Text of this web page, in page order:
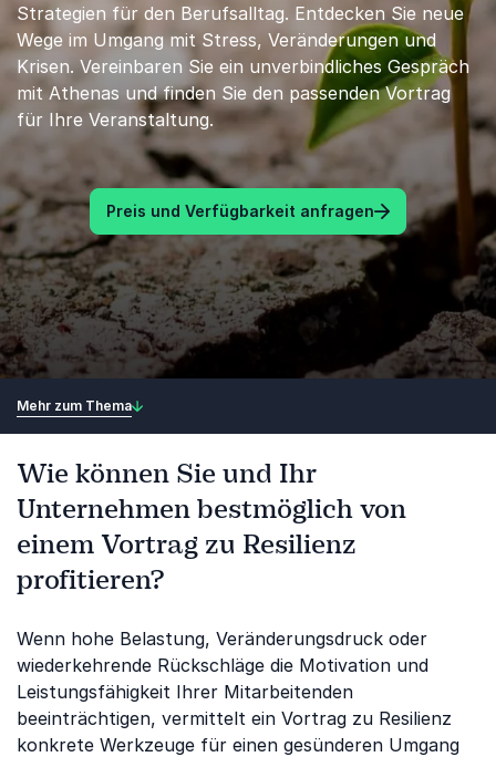
Strategien für den Berufsalltag. Entdecken Sie neue
Wege im Umgang mit Stress, Veränderungen und
Krisen. Vereinbaren Sie ein unverbindliches Gespräch
mit Athenas und finden Sie den passenden Vortrag
für Ihre Veranstaltung.
Preis und Verfügbarkeit anfragen
Mehr zum Thema
Wie können Sie und Ihr
Unternehmen bestmöglich von
einem Vortrag zu Resilienz
profitieren?
Wenn hohe Belastung, Veränderungsdruck oder
wiederkehrende Rückschläge die Motivation und
Leistungsfähigkeit Ihrer Mitarbeitenden
beeinträchtigen, vermittelt ein Vortrag zu Resilienz
konkrete Werkzeuge für einen gesünderen Umgang